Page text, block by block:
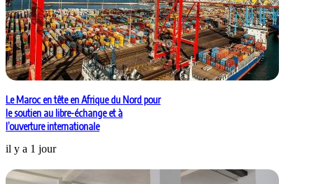
Le Maroc en tête en Afrique du Nord pour
le soutien au libre-échange et à
l’ouverture internationale
il y a 1 jour